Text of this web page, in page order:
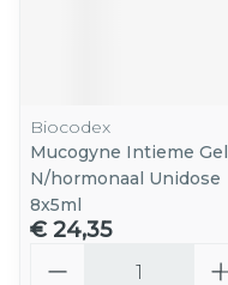
Biocodex
Mucogyne Intieme Gel
N/hormonaal Unidose
8x5ml
€ 24,35